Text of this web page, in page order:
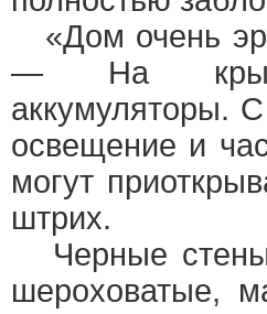
«Дом очень
— На крыше
аккумуляторы.
освещение и
могут
штрих.
Черные
шероховатые,